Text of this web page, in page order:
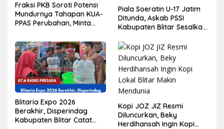
Fraksi PKB Soroti Potensi
Mundurnya Tahapan KUA-
PPAS Perubahan, Minta
Berakselerasi
Piala Soeratin U-17 Jatim
Ditunda, Askab PSSI
Kabupaten Blitar Sesalkan
Muncul Jelang Kick Off
Blitaria Expo 2026
Berakhir, Disperindag
Kabupaten Blitar Catat
Kopi JOZ JIZ Resmi
Diluncurkan, Beky
Herdihansah Ingin Kopi